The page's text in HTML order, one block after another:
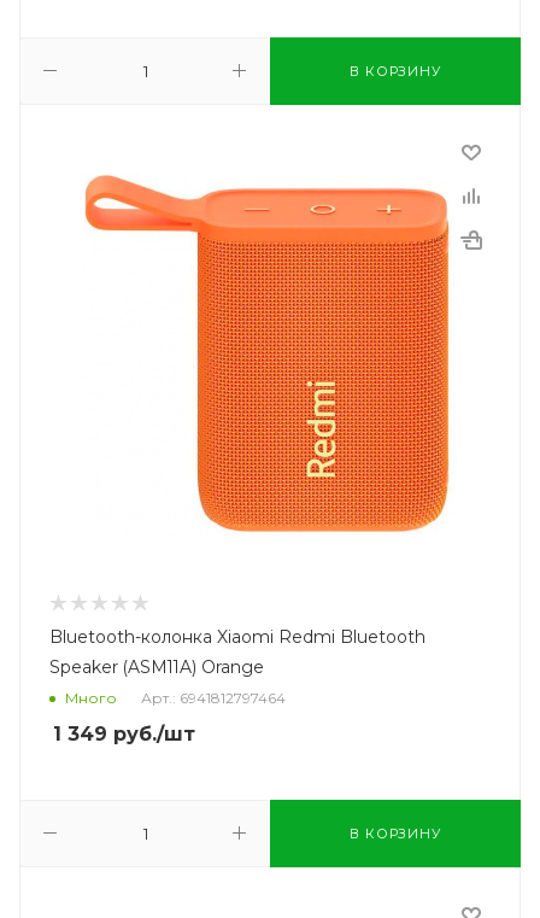
В КОРЗИНУ
Bluetooth-колонка Xiaomi Redmi Bluetooth
Speaker (ASM11A) Orange
Много Арт.: 6941812797464
1 349 руб./шт
В КОРЗИНУ